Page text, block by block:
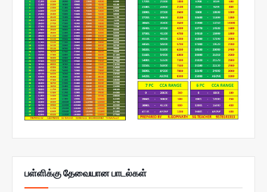
பள்ளிக்கு தேவையான பாடல்கள்